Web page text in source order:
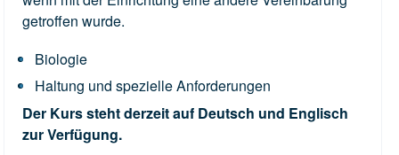
getroffen wurde.
Biologie
Haltung und spezielle Anforderungen
Der Kurs steht derzeit auf Deutsch und Englisch
zur Verfügung.